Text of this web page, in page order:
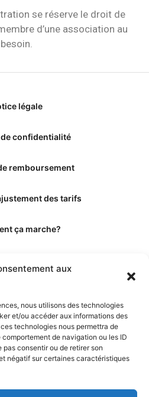
aux
nous utilisons des technologies
et/ou accéder aux informations des
technologies nous permettra de
de navigation ou les ID
pas consentir ou de retirer son
négatif sur certaines caractéristiques
se réserve le droit de
d’une association au
besoin.
légale
confidentialité
remboursement
des tarifs
ça marche?
éditeurs
et collaborateurs